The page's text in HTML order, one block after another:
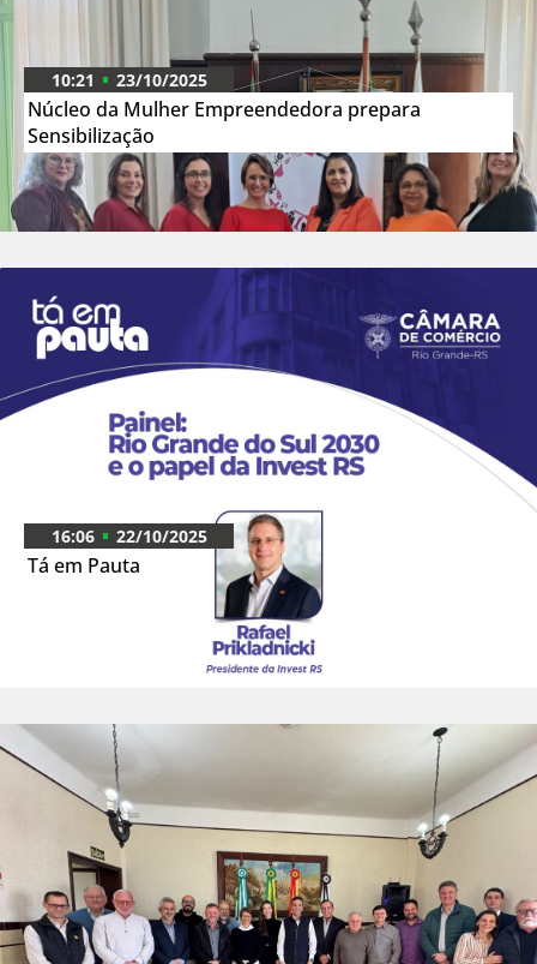
Núcleo da Mulher Empreendedora prepara
Sensibilização
10:21 23/10/2025
Tá em Pauta
16:06 22/10/2025